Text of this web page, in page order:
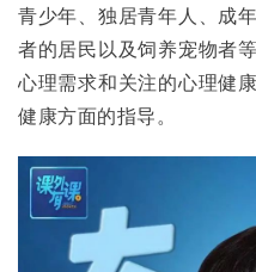
青少年、独居青年人、成
者的居民以及饲养宠物者
心理需求和关注的心理健
健康方面的指导。